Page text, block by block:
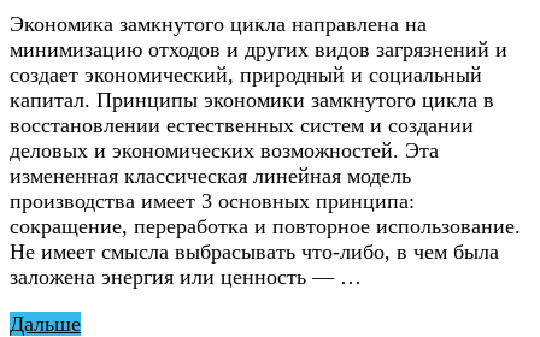
Экономика замкнутого цикла направлена на
минимизацию отходов и других видов загрязнений и
создает экономический, природный и социальный
капитал. Принципы экономики замкнутого цикла в
восстановлении естественных систем и создании
деловых и экономических возможностей. Эта
измененная классическая линейная модель
производства имеет 3 основных принципа:
сокращение, переработка и повторное использование.
Не имеет смысла выбрасывать что-либо, в чем была
заложена энергия или ценность — …
Дальше